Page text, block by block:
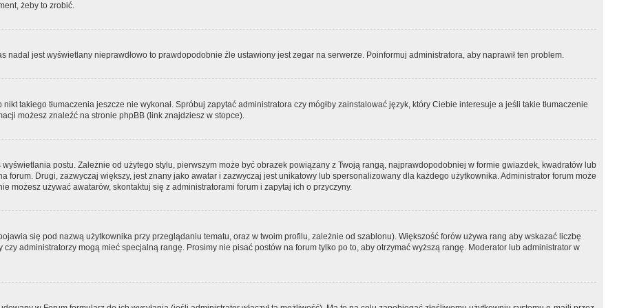
żeby to zrobić.
jest wyświetlany nieprawdłowo to prawdopodobnie źle ustawiony jest zegar na serwerze. Poinformuj administratora, aby naprawił ten problem.
takiego tłumaczenia jeszcze nie wykonał. Spróbuj zapytać administratora czy mógłby zainstalować język, który Ciebie interesuje a jeśli takie tłumaczenie
możesz znaleźć na stronie phpBB (link znajdziesz w stopce).
postu. Zależnie od użytego stylu, pierwszym może być obrazek powiązany z Twoją rangą, najprawdopodobniej w formie gwiazdek, kwadratów lub
forum. Drugi, zazwyczaj większy, jest znany jako awatar i zazwyczaj jest unikatowy lub spersonalizowany dla każdego użytkownika. Administrator forum może
możesz używać awatarów, skontaktuj się z administratorami forum i zapytaj ich o przyczyny.
się pod nazwą użytkownika przy przeglądaniu tematu, oraz w twoim profilu, zależnie od szablonu). Większość forów używa rang aby wskazać liczbę
administratorzy mogą mieć specjalną rangę. Prosimy nie pisać postów na forum tylko po to, aby otrzymać wyższą rangę. Moderator lub administrator w